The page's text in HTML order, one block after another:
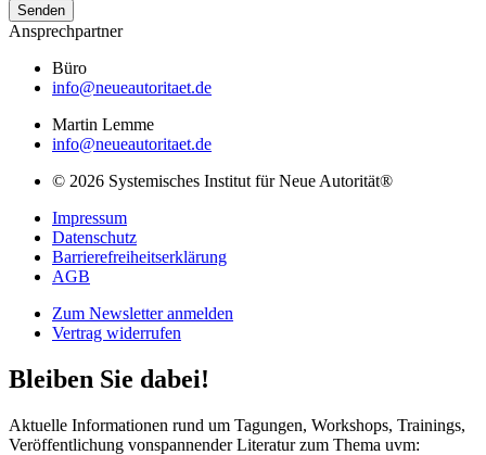
Senden
Ansprechpartner
Büro
info@neueautoritaet.de
Martin Lemme
info@neueautoritaet.de
© 2026 Systemisches Institut für Neue Autorität®
Impressum
Datenschutz
Barrierefreiheitserklärung
AGB
Zum Newsletter anmelden
Vertrag widerrufen
Bleiben Sie dabei!
Aktuelle Informationen rund um Tagungen, Workshops, Trainings,
Veröffentlichung vonspannender Literatur zum Thema uvm: